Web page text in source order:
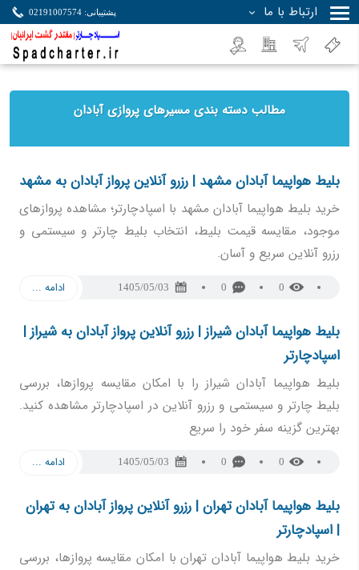
ارتباط با ما پشتیبانی: 02191007574
مطالب دسته بندی مسیرهای پروازی آبادان
بلیط هواپیما آبادان مشهد | رزرو آنلاین پرواز آبادان به مشهد
خرید بلیط هواپیما آبادان مشهد با اسپادچارتر؛ مشاهده پروازهای
موجود، مقایسه قیمت بلیط، انتخاب بلیط چارتر و سیستمی و
رزرو آنلاین سریع و آسان.
0
0
1405/05/03 ادامه ...
بلیط هواپیما آبادان شیراز | رزرو آنلاین پرواز آبادان به شیراز |
اسپادچارتر
بلیط هواپیما آبادان شیراز را با امکان مقایسه پروازها، بررسی
بلیط چارتر و سیستمی و رزرو آنلاین در اسپادچارتر مشاهده کنید.
بهترین گزینه سفر خود را سریع
0
0
1405/05/03 ادامه ...
بلیط هواپیما آبادان تهران | رزرو آنلاین پرواز آبادان به تهران
| اسپادچارتر
خرید بلیط هواپیما آبادان تهران با امکان مقایسه پروازها، بررسی